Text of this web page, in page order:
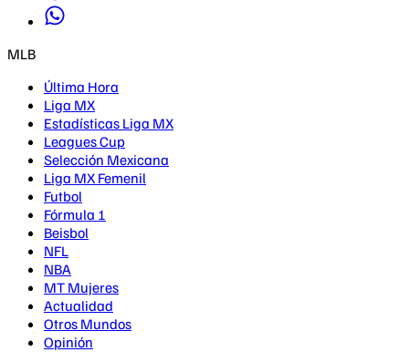
MLB
Última Hora
Liga MX
Estadísticas Liga MX
Leagues Cup
Selección Mexicana
Liga MX Femenil
Futbol
Fórmula 1
Beisbol
NFL
NBA
MT Mujeres
Actualidad
Otros Mundos
Opinión